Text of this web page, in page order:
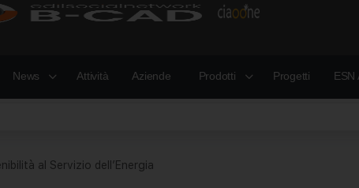
News Attività Aziende Prodotti Progetti ESN
al Servizio dell’Energia